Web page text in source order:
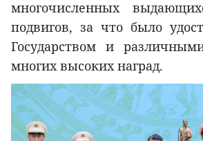
многочисленных
подвигов, за что было
Государством и
многих высоких наград.